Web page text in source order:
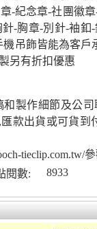
-紀念章-社團徽
-胸章-別針-袖釦
吊飾皆能為客戶
另有折扣優惠
製作細節及公司
款出貨或可貨到
tieclip.com.tw/
閱數: 8933